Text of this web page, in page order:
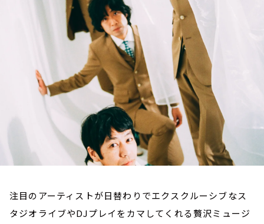
YouTube
会社情報
注目のアーティストが日替わりでエクスクルーシブなス
タジオライブやDJプレイをカマしてくれる贅沢ミュージ